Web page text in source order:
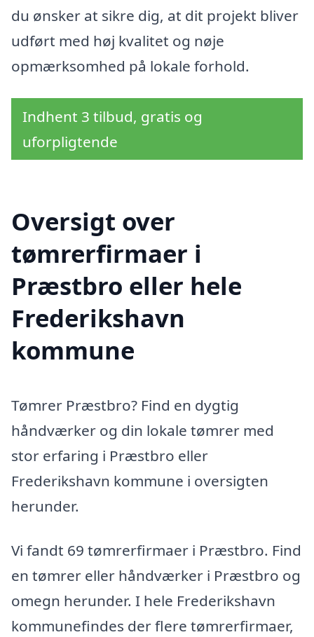
du ønsker at sikre dig, at dit projekt bliver
udført med høj kvalitet og nøje
opmærksomhed på lokale forhold.
Indhent 3 tilbud, gratis og
uforpligtende
Oversigt over
tømrerfirmaer i
Præstbro eller hele
Frederikshavn
kommune
Tømrer Præstbro? Find en dygtig
håndværker og din lokale tømrer med
stor erfaring i Præstbro eller
Frederikshavn kommune i oversigten
herunder.
Vi fandt 69 tømrerfirmaer i Præstbro. Find
en tømrer eller håndværker i Præstbro og
omegn herunder. I hele Frederikshavn
kommunefindes der flere tømrerfirmaer,